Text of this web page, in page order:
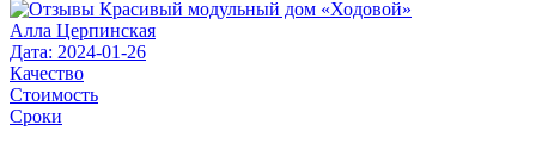
Алла Церпинская
Дата: 2024-01-26
Качество
Стоимость
Сроки